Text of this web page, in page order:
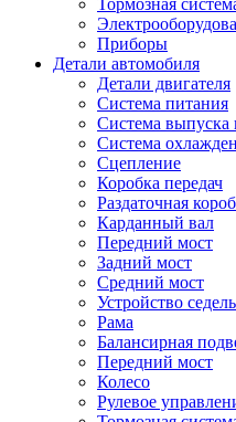
Приборы
Детали автомобиля
Детали двигателя
Система питания
Система выпуска
Система
Сцепление
Коробка передач
Раздаточная
Карданный вал
Передний мост
Задний мост
Cредний мост
Устройство
Рама
Балансирная
Передний мост
Колесо
Рулевое